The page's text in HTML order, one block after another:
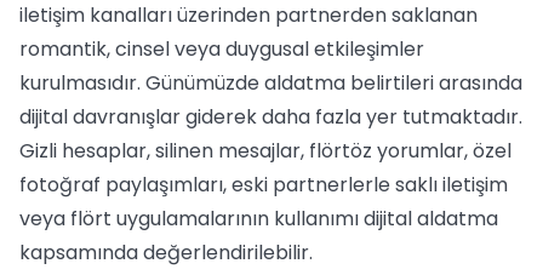
iletişim kanalları üzerinden partnerden saklanan
romantik, cinsel veya duygusal etkileşimler
kurulmasıdır. Günümüzde aldatma belirtileri arasında
dijital davranışlar giderek daha fazla yer tutmaktadır.
Gizli hesaplar, silinen mesajlar, flörtöz yorumlar, özel
fotoğraf paylaşımları, eski partnerlerle saklı iletişim
veya flört uygulamalarının kullanımı dijital aldatma
kapsamında değerlendirilebilir.